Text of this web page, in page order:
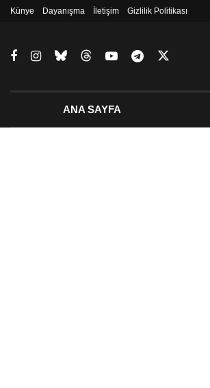
Künye Dayanışma İletişim Gizlilik Politikası
ANA SAYFA